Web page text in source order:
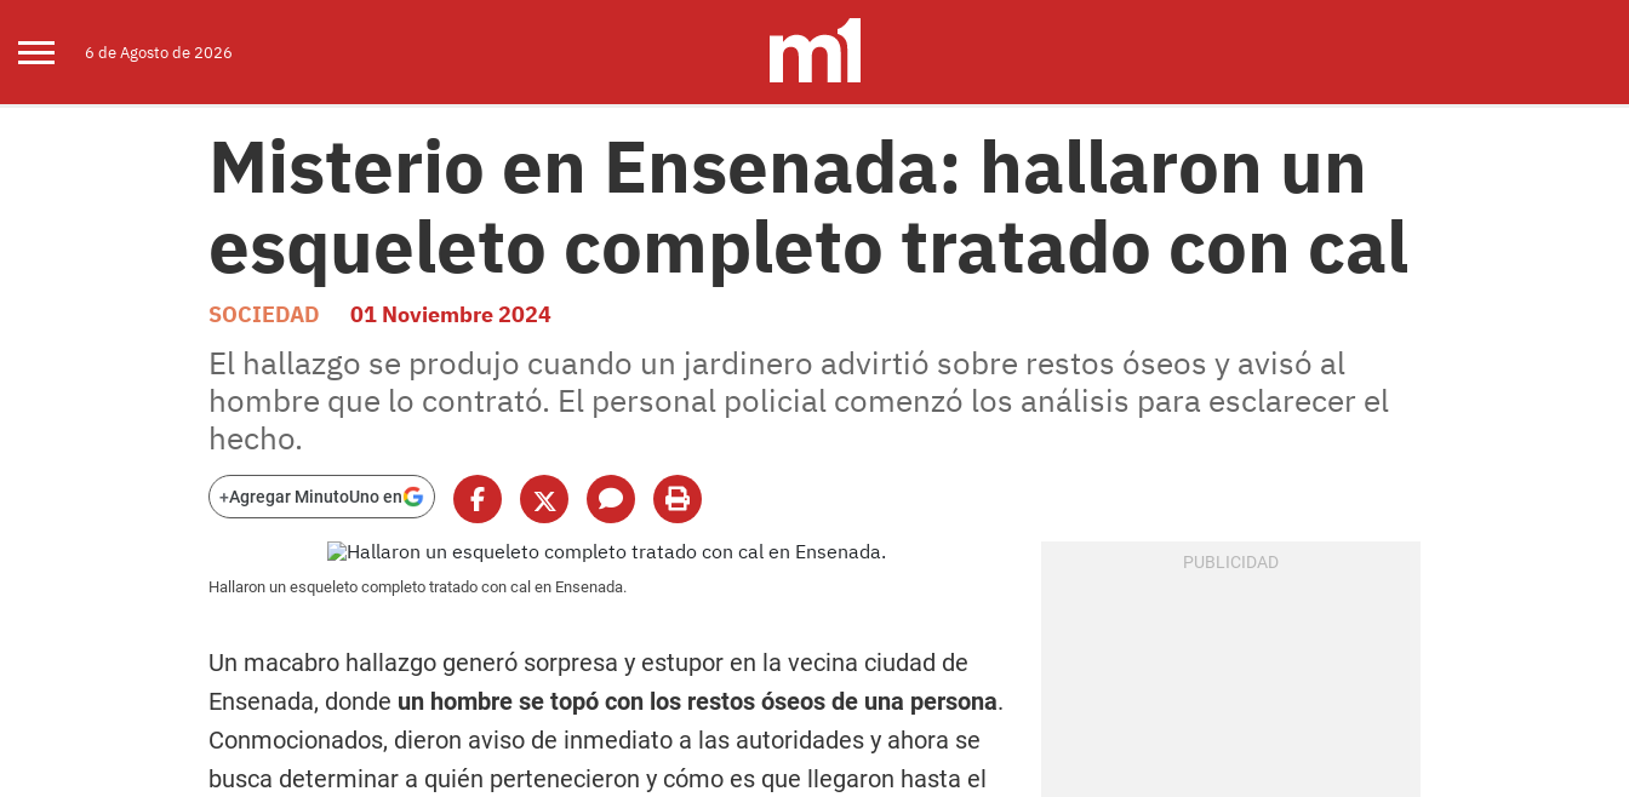
6 deAgostode 2026
Misterio en Ensenada: hallaron un
esqueleto completo tratado con cal
SOCIEDAD 01 Noviembre 2024
El hallazgo se produjo cuando un jardinero advirtió sobre restos óseos y avisó al
hombre que lo contrató. El personal policial comenzó los análisis para esclarecer el
hecho.
+Agregar MinutoUno en
Hallaron un esqueleto completo tratado con cal en Ensenada.
Un macabro hallazgo generó sorpresa y estupor en la vecina ciudad de
Ensenada, donde un hombre se topó con los restos óseos de una persona.
Conmocionados, dieron aviso de inmediato a las autoridades y ahora se
busca determinar a quién pertenecieron y cómo es que llegaron hasta el